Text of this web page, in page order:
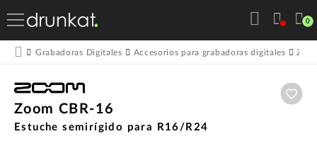
0
Grabadoras Digitales Accesorios para grabadoras digitales
Zoom CBR-16
Estuche semirígido para R16/R24